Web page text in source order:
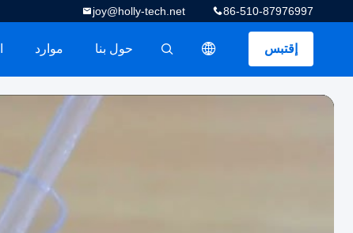
86-510-87976997
joy@holly-tech.net
إقتبس موارد حول بنا